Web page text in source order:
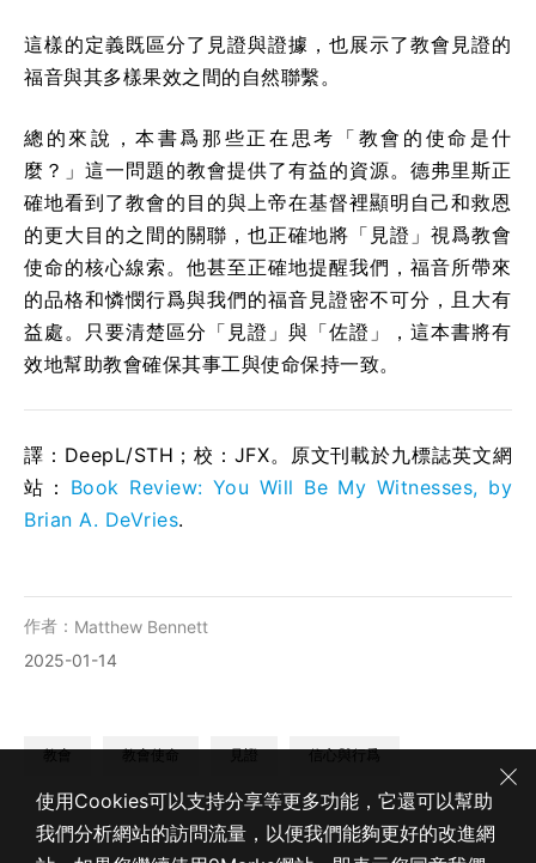
這樣的定義既區分了見證與證據，也展示了教會見證的
福音與其多樣果效之間的自然聯繫。
總的來說，本書爲那些正在思考「教會的使命是什
麼？」這一問題的教會提供了有益的資源。德弗里斯正
確地看到了教會的目的與上帝在基督裡顯明自己和救恩
的更大目的之間的關聯，也正確地將「見證」視爲教會
使命的核心線索。他甚至正確地提醒我們，福音所帶來
的品格和憐憫行爲與我們的福音見證密不可分，且大有
益處。只要清楚區分「見證」與「佐證」，這本書將有
效地幫助教會確保其事工與使命保持一致。
譯：DeepL/STH；校： JFX。原文刊載於九標誌英文網
站： Book Review: You Will Be My Witnesses, by
Brian A. DeVries.
作者： Matthew Bennett
2025-01-14
教會 教會使命 見證 信心與行爲
使用Cookies可以支持分享等更多功能，它還可以幫助
我們分析網站的訪問流量，以便我們能夠更好的改進網